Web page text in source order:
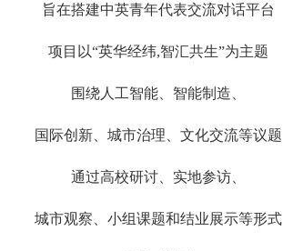
旨在搭建中英青年代表交流对话平台
项目以“英华经纬,智汇共生”为主题
围绕人工智能、智能制造、
国际创新、城市治理、文化交流等议题
通过高校研讨、实地参访、
城市观察、小组课题和结业展示等形式